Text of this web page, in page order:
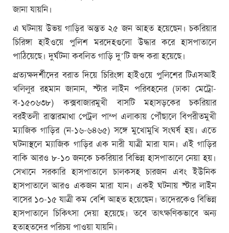
জানা যায়নি।
এ ঘটনায় উভয় গাড়ির অন্তত ২৫ জন আহত হয়েছেন। চকরিয়ার
চিরিঙ্গা হাইওয়ে পুলিশ মরদেহগুলো উদ্ধার করে হাসপাতালে
পাঠিয়েছে। দুর্ঘটনা কবলিত গাড়ি দু’টি জব্দ করা হয়েছে।
প্রত্যক্ষদর্শীদের বরাত দিয়ে চিরিংঙ্গা হাইওয়ে পুলিশের টিএসআই
খলিলুর রহমান জানান, স্টার লাইন পরিবহনের (ঢাকা মেট্রো-
ব-১৫০৬৩৮) কক্সবাজারমুখী বাসটি মহাসড়কের চকরিয়ার
বরইতলী রাস্তারমাথা পেট্রল পাম্প এলাকায় পৌঁছালে বিপরীতমুখী
ম্যাজিক গাড়ির (ন-১৬-৬৪৬৫) সঙ্গে মুখোমুখি সংঘর্ষ হয়। এতে
ঘটনাস্থলে ম্যাজিক গাড়ির এক নারী যাত্রী মারা যান। এই গাড়ির
বাকি আরও ৮-১০ জনকে চকরিয়ার বিভিন্ন হাসপাতালে নেয়া হয়।
সেখানে সরকারি হাসপাতালে চালকসহ চারজন এবং ইউনিক
হাসপাতালে আরও একজন মারা যান। একই ঘটনায় স্টার লাইন
বাসের ১০-১৫ যাত্রী কম বেশি আহত হয়েছেন। তাদেরকেও বিভিন্ন
হাসপাতালে চিকিৎসা দেয়া হয়েছে। তবে তাৎক্ষণিকভাবে অন্য
হতাহতদের পরিচয় পাওয়া যায়নি।